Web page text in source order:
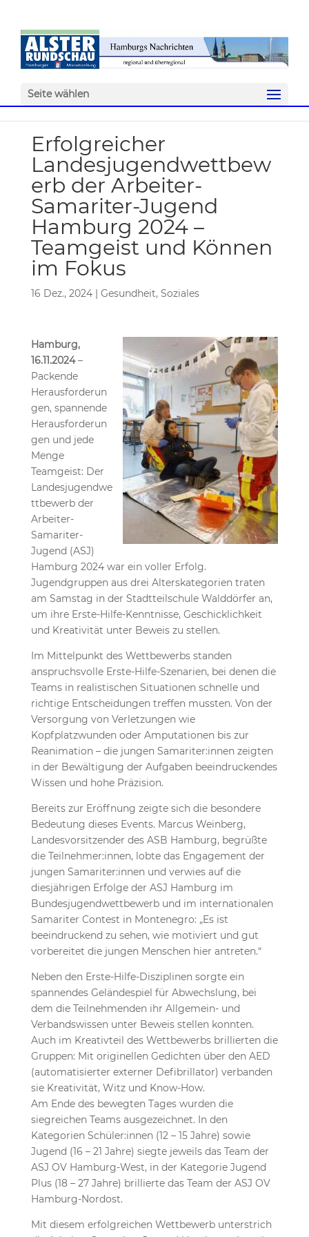
Seite wählen
Erfolgreicher
Landesjugendwettbew
erb der Arbeiter-
Samariter-Jugend
Hamburg 2024 –
Teamgeist und Können
im Fokus
16 Dez., 2024| Gesundheit, Soziales
Hamburg,
16.11.2024–
Packende
Herausforderun
gen, spannende
Herausforderun
gen und jede
Menge
Teamgeist: Der
Landesjugendwe
ttbewerb der
Arbeiter-
Samariter-
Jugend (ASJ)
Hamburg 2024 war ein voller Erfolg.
Jugendgruppen aus drei Alterskategorien traten
am Samstag in der Stadtteilschule Walddörfer an,
um ihre Erste-Hilfe-Kenntnisse, Geschicklichkeit
und Kreativität unter Beweis zu stellen.
Im Mittelpunkt des Wettbewerbs standen
anspruchsvolle Erste-Hilfe-Szenarien, bei denen die
Teams in realistischen Situationen schnelle und
richtige Entscheidungen treffen mussten. Von der
Versorgung von Verletzungen wie
Kopfplatzwunden oder Amputationen bis zur
Reanimation – die jungen Samariter:innen zeigten
in der Bewältigung der Aufgaben beeindruckendes
Wissen und hohe Präzision.
Bereits zur Eröffnung zeigte sich die besondere
Bedeutung dieses Events. Marcus Weinberg,
Landesvorsitzender des ASB Hamburg, begrüßte
die Teilnehmer:innen, lobte das Engagement der
jungen Samariter:innen und verwies auf die
diesjährigen Erfolge der ASJ Hamburg im
Bundesjugendwettbewerb und im internationalen
Samariter Contest in Montenegro: „Es ist
beeindruckend zu sehen, wie motiviert und gut
vorbereitet die jungen Menschen hier antreten.“
Neben den Erste-Hilfe-Disziplinen sorgte ein
spannendes Geländespiel für Abwechslung, bei
dem die Teilnehmenden ihr Allgemein- und
Verbandswissen unter Beweis stellen konnten.
Auch im Kreativteil des Wettbewerbs brillierten die
Gruppen: Mit originellen Gedichten über den AED
(automatisierter externer Defibrillator) verbanden
sie Kreativität, Witz und Know-How.
Am Ende des bewegten Tages wurden die
siegreichen Teams ausgezeichnet. In den
Kategorien Schüler:innen (12 – 15 Jahre) sowie
Jugend (16 – 21 Jahre) siegte jeweils das Team der
ASJ OV Hamburg-West, in der Kategorie Jugend
Plus (18 – 27 Jahre) brillierte das Team der ASJ OV
Hamburg-Nordost.
Mit diesem erfolgreichen Wettbewerb unterstrich